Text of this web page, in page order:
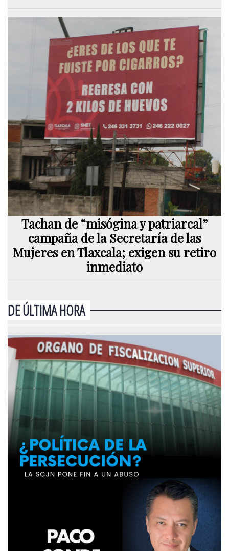
Tachan de “misógina y patriarcal”
campaña de la Secretaría de las
Mujeres en Tlaxcala; exigen su retiro
inmediato
DE ÚLTIMA HORA